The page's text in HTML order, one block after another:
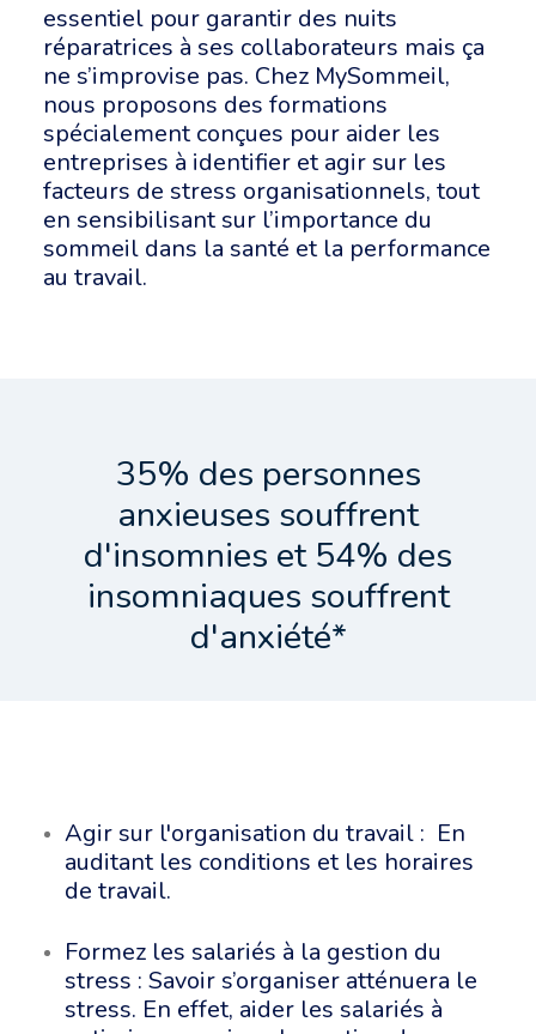
essentiel pour garantir des nuits
réparatrices à ses collaborateurs mais ça
ne s’improvise pas. Chez MySommeil,
nous proposons des formations
spécialement conçues pour aider les
entreprises à identifier et agir sur les
facteurs de stress organisationnels, tout
en sensibilisant sur l’importance du
sommeil dans la santé et la performance
au travail.
35% des personnes
anxieuses souffrent
d'insomnies et 54% des
insomniaques souffrent
d'anxiété*
Agir sur l'organisation du travail : En
auditant les conditions et les horaires
de travail.
Formez les salariés à la gestion du
stress : Savoir s’organiser atténuera le
stress. En effet, aider les salariés à